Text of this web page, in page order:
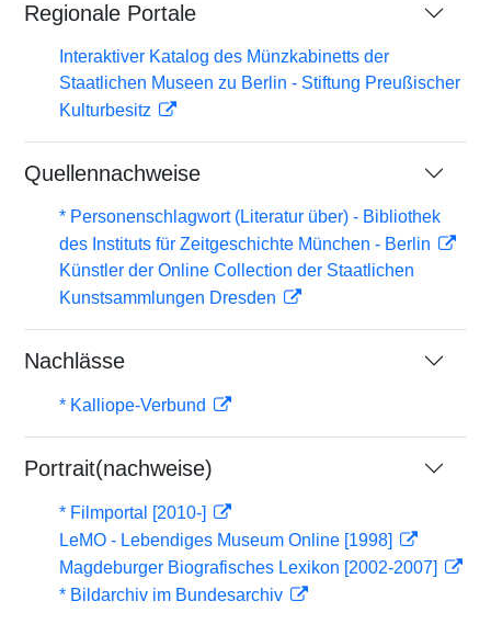
Regionale Portale
Interaktiver Katalog des Münzkabinetts der
Staatlichen Museen zu Berlin - Stiftung Preußischer
Kulturbesitz
Quellennachweise
* Personenschlagwort (Literatur über) - Bibliothek
des Instituts für Zeitgeschichte München - Berlin
Künstler der Online Collection der Staatlichen
Kunstsammlungen Dresden
Nachlässe
* Kalliope-Verbund
Portrait(nachweise)
* Filmportal [2010-]
LeMO - Lebendiges Museum Online [1998]
Magdeburger Biografisches Lexikon [2002-2007]
* Bildarchiv im Bundesarchiv